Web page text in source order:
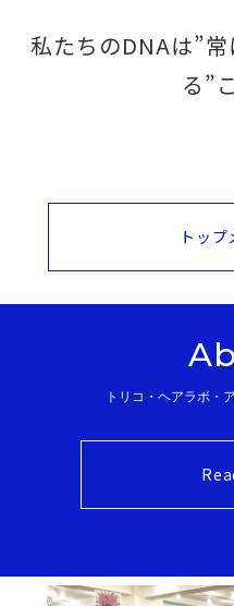
私たちのDNAは”
る”
トッ
トリコ・ヘアラボ・